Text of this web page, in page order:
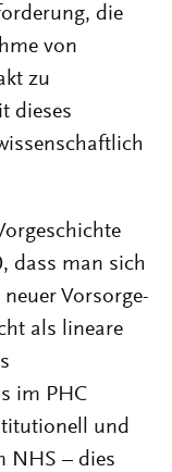
die
von
zu
dieses
dass man sich
Vorsorge-
als lineare
im PHC
und
NHS – dies